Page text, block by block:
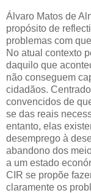
Álvaro Matos de
propósito de
problemas com
No atual contexto
daquilo que
não conseguem
cidadãos.
convencidos de
se das reais
entanto, elas
desemprego à
abandono dos
a um estado
CIR se propõe
claramente os